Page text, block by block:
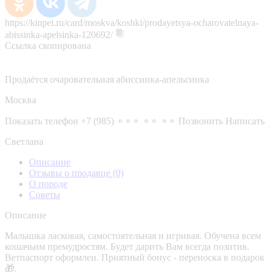
https://kinpet.ru/card/moskva/koshki/prodayetsya-ocharovatelnaya-
abissinka-apelsinka-120692/
Ссылка скопирована
Продаётся очаровательная абиссинка-апельсинка
Москва
Показать телефон +7 (985) ⚬⚬⚬ ⚬⚬ ⚬⚬ Позвонить Написать
Светлана
Описание
Отзывы о продавце (0)
О породе
Советы
Описание
Малышка ласковая, самостоятельная и игривая. Обучена всем
кошачьим премудростям. Будет дарить Вам всегда позитив.
Ветпаспорт оформлен. Приятный бонус - переноска в подарок
🎁.